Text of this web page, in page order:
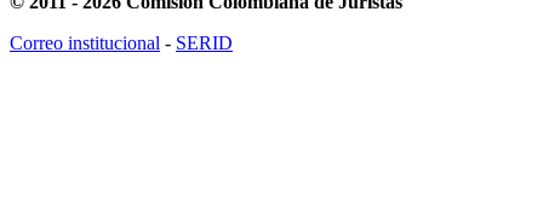
Correo institucional - SERID